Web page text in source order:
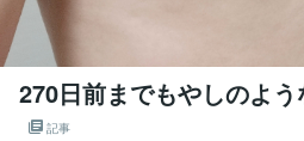
270日前までもやしのよう
記事